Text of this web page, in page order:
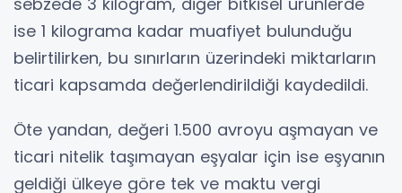
ise 1 kilograma kadar muafiyet bulunduğu
belirtilirken, bu sınırların üzerindeki miktarların
ticari kapsamda değerlendirildiği kaydedildi.
Öte yandan, değeri 1.500 avroyu aşmayan ve
ticari nitelik taşımayan eşyalar için ise eşyanın
geldiği ülkeye göre tek ve maktu vergi